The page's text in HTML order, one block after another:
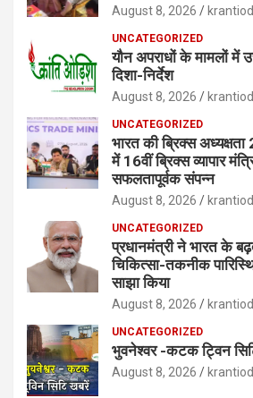
August 8, 2026
UNCATEGORIZED
यौन अपराधों के मामलों में
दिशा-निर्देश
August 8, 2026
UNCATEGORIZED
भारत की ब्रिक्‍स
में 16वीं ब्रिक्‍स व्यापार
सफलतापूर्वक संपन्न
August 8, 2026
UNCATEGORIZED
प्रधानमंत्री ने भारत के
चिकित्सा-तकनीक
साझा किया
August 8, 2026
UNCATEGORIZED
भुवनेश्वर -कटक ट्विन
August 8, 2026